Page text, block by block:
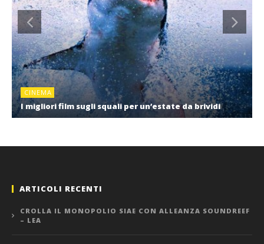
CINEMA
I migliori film sugli squali per un’estate da brividi
ARTICOLI RECENTI
CROLLA IL MONOPOLIO SIAE CON ALLEANZA SOUNDREEF
– LEA